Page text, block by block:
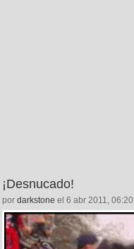
¡Desnucado!
por darkstone el 6 abr 2011, 06:20